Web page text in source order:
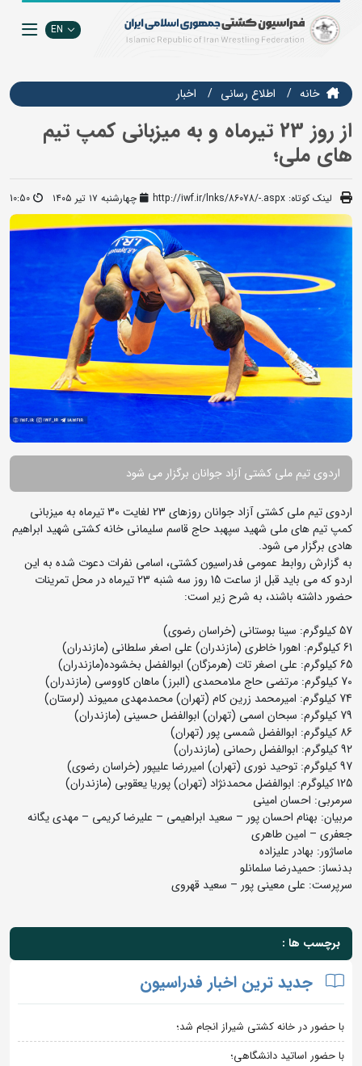
EN
خانه اطلاع رسانی اخبار
از روز 23 تیرماه و به میزبانی کمپ تیم
های ملی؛
لینک کوتاه: http://iwf.ir/lnks/86078/-.aspx چهارشنبه ۱۷ تیر ۱۴۰۵ 10:50
اردوی تیم ملی کشتی آزاد جوانان برگزار می شود
اردوی تیم ملی کشتی آزاد جوانان روزهای 23 لغایت 30 تیرماه به میزبانی
کمپ تیم های ملی شهید سپهبد حاج قاسم سلیمانی خانه کشتی شهید ابراهیم
هادی برگزار می شود.
به گزارش روابط عمومی فدراسیون کشتی، اسامی نفرات دعوت شده به این
اردو که می باید قبل از ساعت 15 روز سه شنبه 23 تیرماه در محل تمرینات
حضور داشته باشند، به شرح زیر است:
57 کیلوگرم: سینا بوستانی (خراسان رضوی)
61 کیلوگرم: اهورا خاطری (مازندران) علی اصغر سلطانی (مازندران)
65 کیلوگرم: علی اصغر تات (هرمزگان) ابوالفضل بخشوده(مازندران)
70 کیلوگرم: مرتضی حاج ملامحمدی (البرز) ماهان کاووسی (مازندران)
74 کیلوگرم: امیرمحمد زرین کام (تهران) محمدمهدی ممیوند (لرستان)
79 کیلوگرم: سبحان اسمی (تهران) ابوالفضل حسینی (مازندران)
86 کیلوگرم: ابوالفضل شمسی پور (تهران)
92 کیلوگرم: ابوالفضل رحمانی (مازندران)
97 کیلوگرم: توحید نوری (تهران) امیررضا علیپور (خراسان رضوی)
125 کیلوگرم: ابوالفضل محمدنژاد (تهران) پوریا یعقوبی (مازندران)
سرمربی: احسان امینی
مربیان: بهنام احسان پور – سعید ابراهیمی – علیرضا کریمی – مهدی یگانه
جعفری – امین طاهری
ماساژور: بهادر علیزاده
بدنساز: حمیدرضا سلمانلو
سرپرست: علی معینی پور – سعید قهروی
برچسب ها :
جدید ترین اخبار فدراسیون
با حضور در خانه کشتی شیراز انجام شد؛
با حضور اساتید دانشگاهی؛